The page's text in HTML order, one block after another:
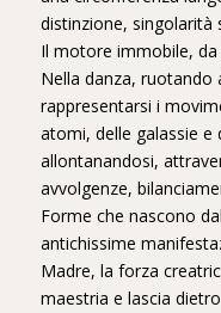
distinzione, singolarità
Il motore immobile,
Nella danza,
rappresentarsi i
atomi, delle galassie
allontanandosi,
avvolgenze,
Forme che nascono
antichissime
Madre, la forza
maestria e lascia